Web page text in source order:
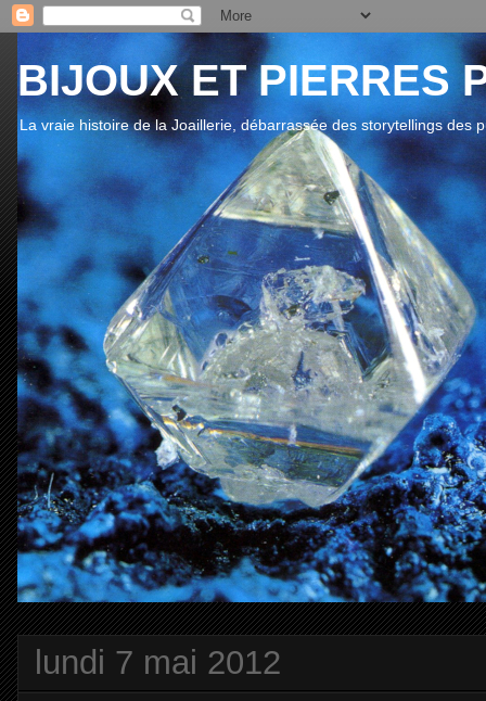
BIJOUX ET PIERRES
La vraie histoire de la Joaillerie, débarrassée des storytellings des
lundi 7 mai 2012